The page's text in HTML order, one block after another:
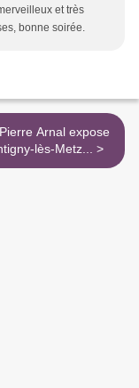
et très
bonne soirée.
Arnal expose
à Montigny-lès-Metz... >